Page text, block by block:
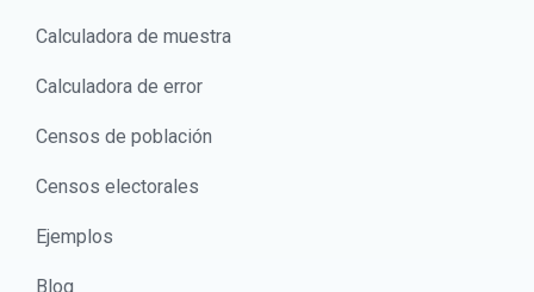
Calculadora de muestra
Calculadora de error
Censos de población
Censos electorales
Ejemplos
Blog